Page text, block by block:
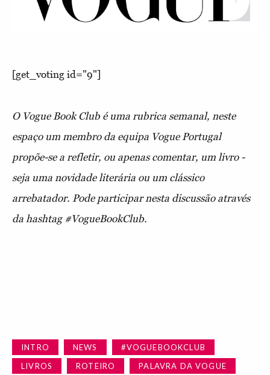
[get_voting id="9"]
O Vogue Book Club é uma rubrica semanal, neste
espaço um membro da equipa Vogue Portugal
propõe-se a refletir, ou apenas comentar, um livro -
seja uma novidade literária ou um clássico
arrebatador. Pode participar nesta discussão através
da hashtag #VogueBookClub.
INTRO NEWS
#VOGUEBOOKCLUB
LIVROS
ROTEIRO PALAVRA DA VOGUE